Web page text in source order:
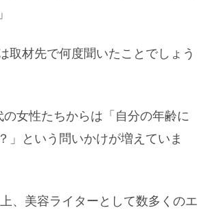
取材先で何度聞いたことでしょう
女性たちからは「自分の年齢に
」という問いかけが増えていま
、美容ライターとして数多くのエ